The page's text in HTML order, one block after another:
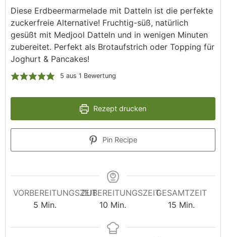
Diese Erdbeermarmelade mit Datteln ist die perfekte
zuckerfreie Alternative! Fruchtig-süß, natürlich
gesüßt mit Medjool Datteln und in wenigen Minuten
zubereitet. Perfekt als Brotaufstrich oder Topping für
Joghurt & Pancakes!
5 aus 1 Bewertung
Rezept drucken
Pin Recipe
VORBEREITUNGSZEIT
5 Min.
ZUBEREITUNGSZEIT
10 Min.
GESAMTZEIT
15 Min.